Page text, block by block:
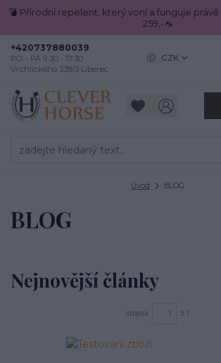
💣 Přírodní repelent, který voní a funguje
259,-🦟
CZK
+420737880039
PO - PÁ 9.30 - 17.30
Vrchlického 338/3 Liberec
Úvod BLOG
BLOG
Nejnovější články
strana z 1